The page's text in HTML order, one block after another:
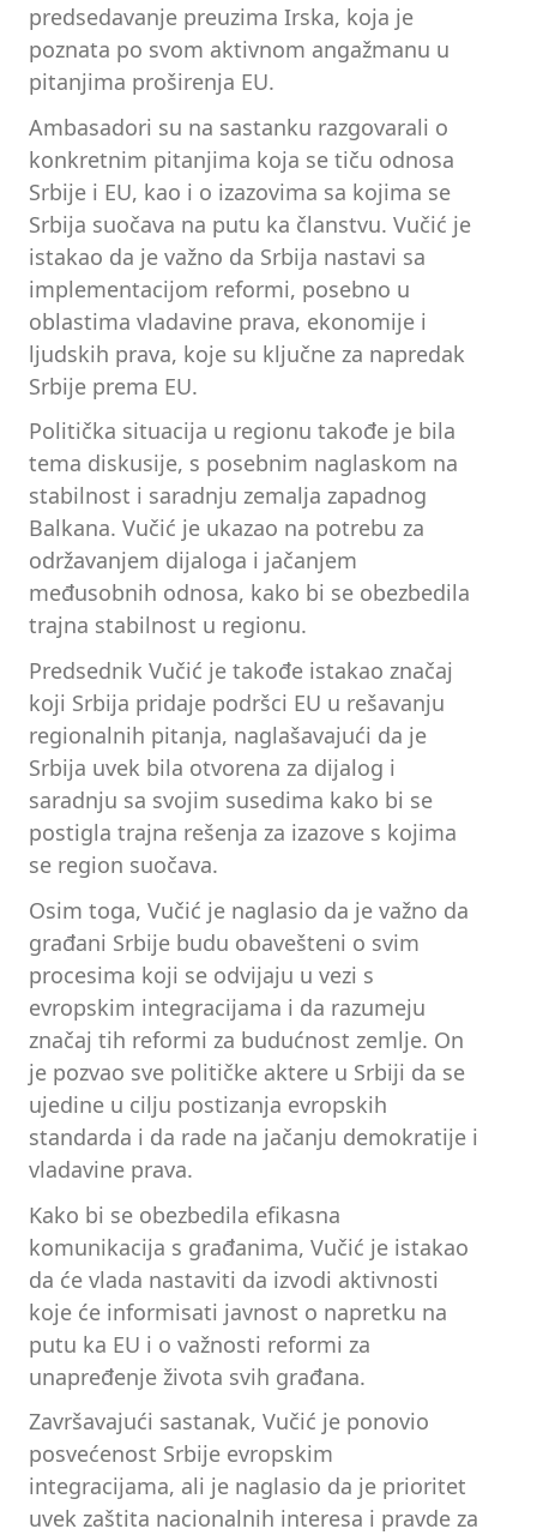
predsedavanje preuzima Irska, koja je
poznata po svom aktivnom angažmanu u
pitanjima proširenja EU.
Ambasadori su na sastanku razgovarali o
konkretnim pitanjima koja se tiču odnosa
Srbije i EU, kao i o izazovima sa kojima se
Srbija suočava na putu ka članstvu. Vučić je
istakao da je važno da Srbija nastavi sa
implementacijom reformi, posebno u
oblastima vladavine prava, ekonomije i
ljudskih prava, koje su ključne za napredak
Srbije prema EU.
Politička situacija u regionu takođe je bila
tema diskusije, s posebnim naglaskom na
stabilnost i saradnju zemalja zapadnog
Balkana. Vučić je ukazao na potrebu za
održavanjem dijaloga i jačanjem
međusobnih odnosa, kako bi se obezbedila
trajna stabilnost u regionu.
Predsednik Vučić je takođe istakao značaj
koji Srbija pridaje podršci EU u rešavanju
regionalnih pitanja, naglašavajući da je
Srbija uvek bila otvorena za dijalog i
saradnju sa svojim susedima kako bi se
postigla trajna rešenja za izazove s kojima
se region suočava.
Osim toga, Vučić je naglasio da je važno da
građani Srbije budu obavešteni o svim
procesima koji se odvijaju u vezi s
evropskim integracijama i da razumeju
značaj tih reformi za budućnost zemlje. On
je pozvao sve političke aktere u Srbiji da se
ujedine u cilju postizanja evropskih
standarda i da rade na jačanju demokratije i
vladavine prava.
Kako bi se obezbedila efikasna
komunikacija s građanima, Vučić je istakao
da će vlada nastaviti da izvodi aktivnosti
koje će informisati javnost o napretku na
putu ka EU i o važnosti reformi za
unapređenje života svih građana.
Završavajući sastanak, Vučić je ponovio
posvećenost Srbije evropskim
integracijama, ali je naglasio da je prioritet
uvek zaštita nacionalnih interesa i pravde za